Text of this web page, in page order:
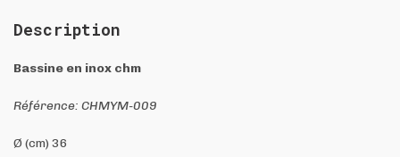
Description
Bassine en inox chm
Référence: CHMYM-009
Ø (cm) 36